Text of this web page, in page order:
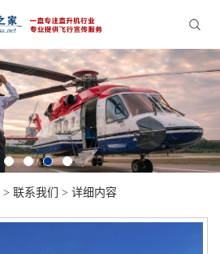
> 联系我们 > 详细内容